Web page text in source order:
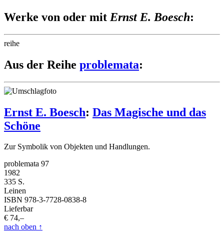
Werke von oder mit Ernst E. Boesch:
reihe
Aus der Reihe problemata:
Ernst E. Boesch: Das Magische und das
Schöne
Zur Symbolik von Objekten und Handlungen.
problemata 97
1982
335 S.
Leinen
ISBN 978-3-7728-0838-8
Lieferbar
€ 74,–
nach oben ↑